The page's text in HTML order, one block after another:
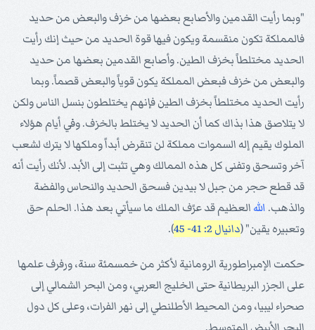
"وبما رأيت القدمين والأصابع بعضها من خزف والبعض من حديد
فالمملكة تكون منقسمة ويكون فيها قوة الحديد من حيث إنك رأيت
الحديد مختلطاً بخزف الطين. وأصابع القدمين بعضها من حديد
والبعض من خزف فبعض المملكة يكون قوياً والبعض قصماً. وبما
رأيت الحديد مختلطاً بخزف الطين فإنهم يختلطون بنسل الناس ولكن
لا يتلاصق هذا بذاك كما أن الحديد لا يختلط بالخزف. وفي أيام هؤلاء
الملوك يقيم إله السموات مملكة لن تنقرض أبداً وملكها لا يترك لشعب
آخر وتسحق وتفنى كل هذه الممالك وهي تثبت إلى الأبد. لأنك رأيت أنه
قد قطع حجر من جبل لا بيدين فسحق الحديد والنحاس والفضة
والذهب. الله العظيم قد عرًف الملك ما سيأتي بعد هذا. الحلم حق
وتعبيره يقين" (دانيال 2: 41- 45 ).
حكمت الإمبراطورية الرومانية لأكثر من خمسمئة سنة، ورفرف علمها
على الجزر البريطانية حتى الخليج العربي، ومن البحر الشمالي إلى
صحراء ليبيا، ومن المحيط الأطلنطي إلى نهر الفرات، وعلى كل دول